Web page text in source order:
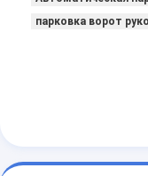
Электронный
парковка ворот